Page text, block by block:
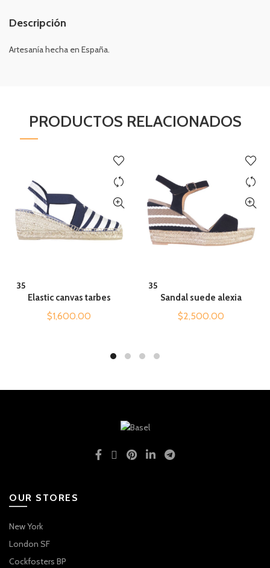
Descripción
Artesanía hecha en España.
PRODUCTOS RELACIONADOS
35
Elastic canvas tarbes
$1,600.00
35
Sandal suede alexia
$2,500.00
OUR STORES
New York
London SF
Cockfosters BP